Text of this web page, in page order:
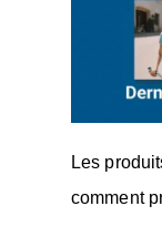
Les
comment